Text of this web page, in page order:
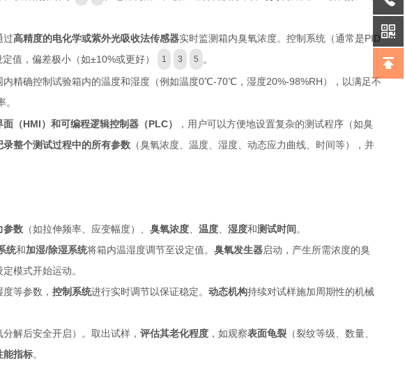
过高精度的电化学或紫外光吸收法传感器实时监测箱内臭氧浓度。控制系统（通常是PID
值，偏差极小（如±10%或更好）
1 3 5 。
内精确控制试验箱内的温度和湿度（例如温度0℃-70℃，湿度20%-98%RH），以满足不
（HMI）和可编程逻辑控制器（PLC）
，用户可以方便地设置复杂的测试程序（如臭
录整个测试过程中的所有参数（臭氧浓度、温度、湿度、动态应力曲线、时间等），并
参数（如拉伸频率、应变幅度）、 臭氧浓度、 温度、 湿度和测试时间 。
统和加湿/除湿系统将箱内温湿度调节至设定值。 臭氧发生器启动，产生所需浓度的臭
模式开始运动。
等参数， 控制系统进行实时调节以保证稳定。 动态机构持续对试样施加周期性的机械
解后安全开启）。取出试样， 评估其老化程度，如观察表面龟裂（裂纹等级、数量、
能指标。